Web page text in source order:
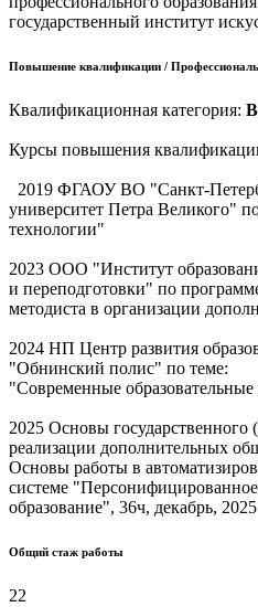
государственный институт
Повышение квалификации /
Квалификационная категория:
Курсы повышения
2019 ФГАОУ ВО "Санкт-
университет Петра Великого"
технологии"
2023 ООО "Институт
и переподготовки" по
методиста в организации
2024 НП Центр развития
"Обнинский полис" по теме:
"Современные
2025 Основы государственного
реализации дополнительных
Основы работы в
системе
образование", 36ч, декабрь, 2025
Общий стаж работы
22